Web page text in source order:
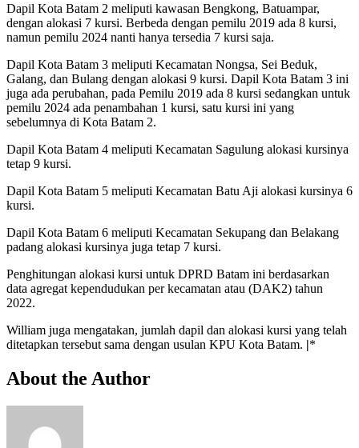
Dapil Kota Batam 2 meliputi kawasan Bengkong, Batuampar,
dengan alokasi 7 kursi. Berbeda dengan pemilu 2019 ada 8 kursi,
namun pemilu 2024 nanti hanya tersedia 7 kursi saja.
Dapil Kota Batam 3 meliputi Kecamatan Nongsa, Sei Beduk,
Galang, dan Bulang dengan alokasi 9 kursi. Dapil Kota Batam 3 ini
juga ada perubahan, pada Pemilu 2019 ada 8 kursi sedangkan untuk
pemilu 2024 ada penambahan 1 kursi, satu kursi ini yang
sebelumnya di Kota Batam 2.
Dapil Kota Batam 4 meliputi Kecamatan Sagulung alokasi kursinya
tetap 9 kursi.
Dapil Kota Batam 5 meliputi Kecamatan Batu Aji alokasi kursinya 6
kursi.
Dapil Kota Batam 6 meliputi Kecamatan Sekupang dan Belakang
padang alokasi kursinya juga tetap 7 kursi.
Penghitungan alokasi kursi untuk DPRD Batam ini berdasarkan
data agregat kependudukan per kecamatan atau (DAK2) tahun
2022.
William juga mengatakan, jumlah dapil dan alokasi kursi yang telah
ditetapkan tersebut sama dengan usulan KPU Kota Batam. |*
About the Author